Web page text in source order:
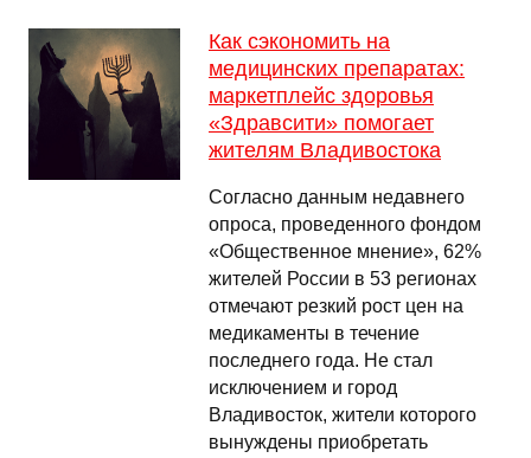
Как сэкономить на
медицинских препаратах:
маркетплейс здоровья
«Здравсити» помогает
жителям Владивостока
Согласно данным недавнего
опроса, проведенного фондом
«Общественное мнение», 62%
жителей России в 53 регионах
отмечают резкий рост цен на
медикаменты в течение
последнего года. Не стал
исключением и город
Владивосток, жители которого
вынуждены приобретать